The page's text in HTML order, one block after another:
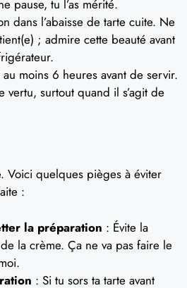
pause, tu l’as mérité.
dans l’abaisse de tarte cuite. Ne
; admire cette beauté avant
moins 6 heures avant de servir.
vertu, surtout quand il s’agit de
Voici quelques pièges à éviter
:
la préparation : Évite la
la crème. Ça ne va pas faire le
: Si tu sors ta tarte avant